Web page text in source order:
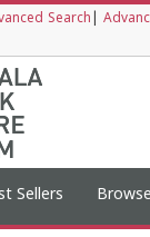
Search
Sellers